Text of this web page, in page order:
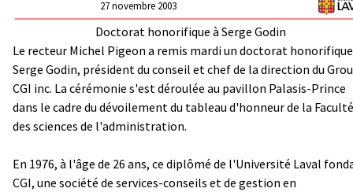
27 novembre 2003
Doctorat honorifique à Serge Godin
Le recteur Michel Pigeon a remis mardi un doctorat
Serge Godin, président du conseil et chef de la direction du
CGI inc. La cérémonie s'est déroulée au pavillon Palasis-Prince
dans le cadre du dévoilement du tableau d'honneur de la Faculté
des sciences de l'administration.
En 1976, à l'âge de 26 ans, ce diplômé de l'Université Laval
CGI, une société de services-conseils et de gestion en